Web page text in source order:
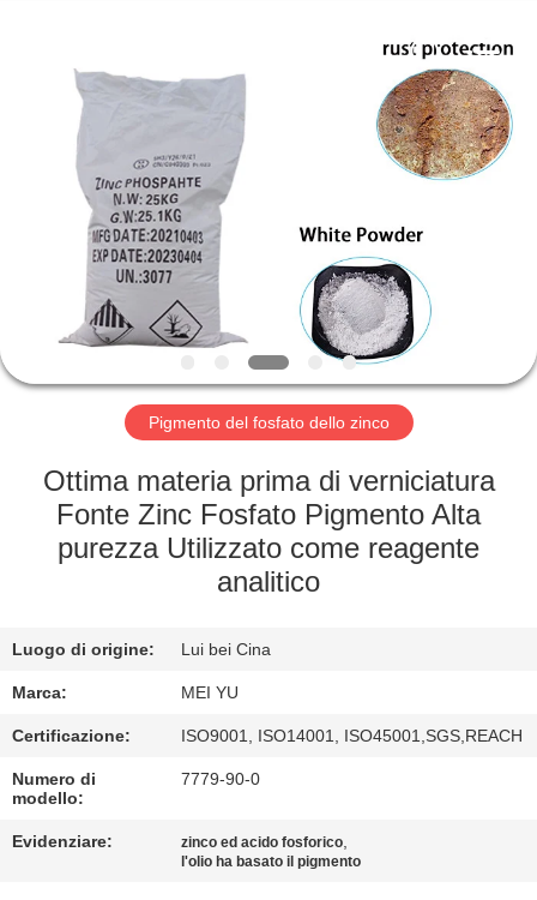
CASA.
PRODOTTI
VIDEO
SU
DI
VISITA
ALLA
CONTROLLO
DELLA
QUALITÀ
CONTATTACI
Pigmento del fosfato dello zinco
Ottima materia prima di verniciatura
Fonte Zinc Fosfato Pigmento Alta
purezza Utilizzato come reagente
analitico
Luogo di origine: Lui bei Cina
Marca: MEI YU
Certificazione: ISO9001, ISO14001, ISO45001,SGS,REACH
Numero di
modello:
7779-90-0
Evidenziare: zinco ed acido fosforico,
l'olio ha basato il pigmento